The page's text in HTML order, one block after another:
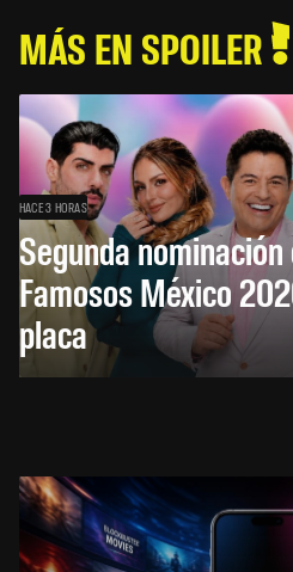
MÁS EN SPOILER
HACE 3 HORAS
Segunda
Famosos México
placa